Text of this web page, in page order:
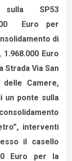
sulla SP53
Euro per
di
Euro
Strada Via San
Camere,
un ponte sulla
interventi
il casello
Euro per la